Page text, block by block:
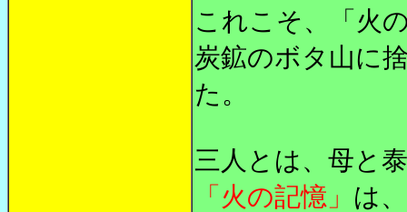
これこそ、「火
炭鉱のボタ山に
た。
三人とは、母と
「火の記憶」 は